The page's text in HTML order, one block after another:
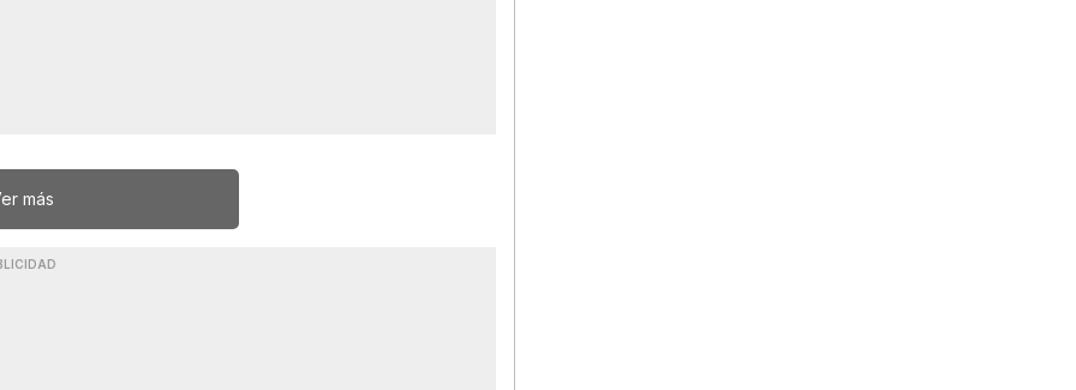
más